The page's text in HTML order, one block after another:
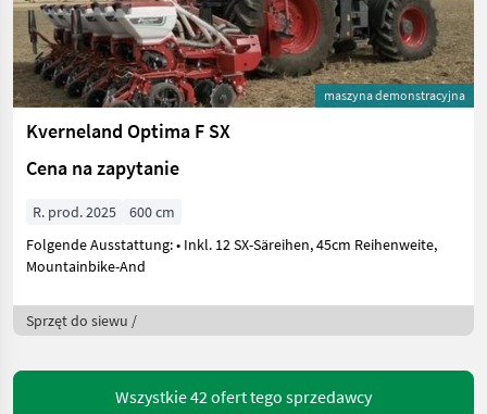
maszyna demonstracyjna
Kverneland Optima F SX
Cena na zapytanie
R. prod. 2025
600 cm
Folgende Ausstattung: • Inkl. 12 SX-Säreihen, 45cm Reihenweite,
Mountainbike-And
Sprzęt do siewu /
Wszystkie 42 ofert tego sprzedawcy